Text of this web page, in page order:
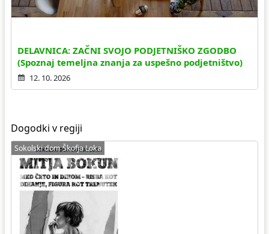
DELAVNICA: ZAČNI SVOJO PODJETNIŠKO ZGODBO
(Spoznaj temeljna znanja za uspešno podjetništvo)
12. 10. 2026
Dogodki v regiji
Sokolski dom Škofja Loka